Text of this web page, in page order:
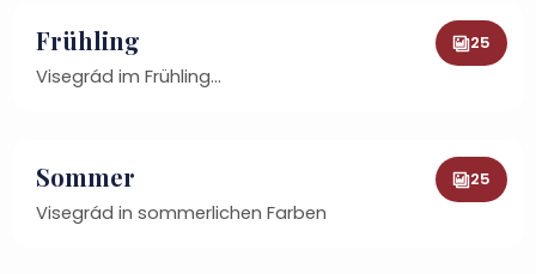
25
Frühling
Visegrád im Frühling…
25
Sommer
Visegrád in sommerlichen Farben